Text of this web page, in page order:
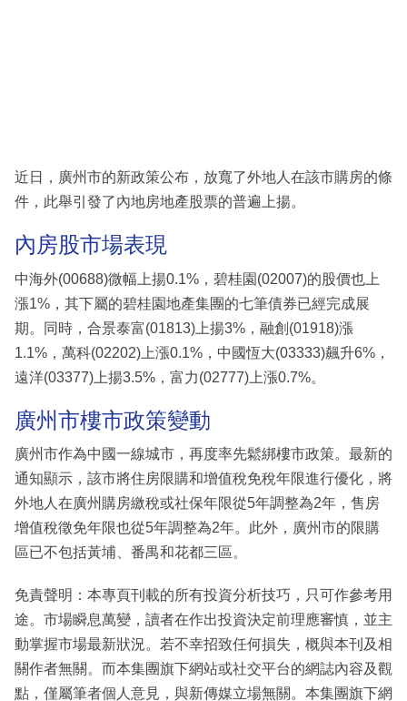
區
近日，廣州市的新政策公布，放寬了外地人在該市購房的條
件，此舉引發了內地房地產股票的普遍上揚。
內房股市場表現
中海外(00688)微幅上揚0.1%，碧桂園(02007)的股價也上
漲1%，其下屬的碧桂園地產集團的七筆債券已經完成展
期。同時，合景泰富(01813)上揚3%，融創(01918)漲
1.1%，萬科(02202)上漲0.1%，中國恆大(03333)飆升6%，
遠洋(03377)上揚3.5%，富力(02777)上漲0.7%。
廣州市樓市政策變動
廣州市作為中國一線城市，再度率先鬆綁樓市政策。最新的
通知顯示，該市將住房限購和增值稅免稅年限進行優化，將
外地人在廣州購房繳稅或社保年限從5年調整為2年，售房
增值稅徵免年限也從5年調整為2年。此外，廣州市的限購
區已不包括黃埔、番禺和花都三區。
免責聲明：本專頁刊載的所有投資分析技巧，只可作參考用
途。市場瞬息萬變，讀者在作出投資決定前理應審慎，並主
動掌握市場最新狀況。若不幸招致任何損失，概與本刊及相
關作者無關。而本集團旗下網站或社交平台的網誌內容及觀
點，僅屬筆者個人意見，與新傳媒立場無關。本集團旗下網